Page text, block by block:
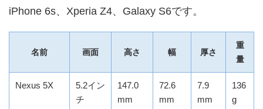
iPhone 6s、Xperia Z4、Galaxy S6です。
名前 画面 高さ 幅 厚さ
重
量
Nexus 5X
5.2イン
チ
147.0
mm
72.6
mm
7.9
mm
136
g